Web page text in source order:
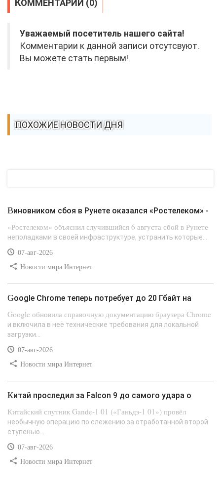
КОММЕНТАРИИ (0)
Уважаемый посетитель нашего сайта!
Комментарии к данной записи отсутсвуют.
Вы можете стать первым!
ПОХОЖИЕ НОВОСТИ ДНЯ
Виновником сбоя в Рунете оказался «Ростелеком» -
«Ростелеком» объяснил случившийся 6 августа сбой в Рунете
неполадками в своей инфраструктуре, устранить которые...
07-авг-2026
Новости мира Интернет
Google Chrome теперь потребует до 20 Гбайт на
Google обновила справочную документацию браузера Chrome
и включила в неё технические требования для локальной
загрузки...
07-авг-2026
Новости мира Интернет
Китай проследил за Falcon 9 до самого удара о
Китайский спутник Gande-1 01 («Ганьдэ-1 01») провёл
необычную операцию по слежению за отработанной второй
ступенью...
07-авг-2026
Новости мира Интернет